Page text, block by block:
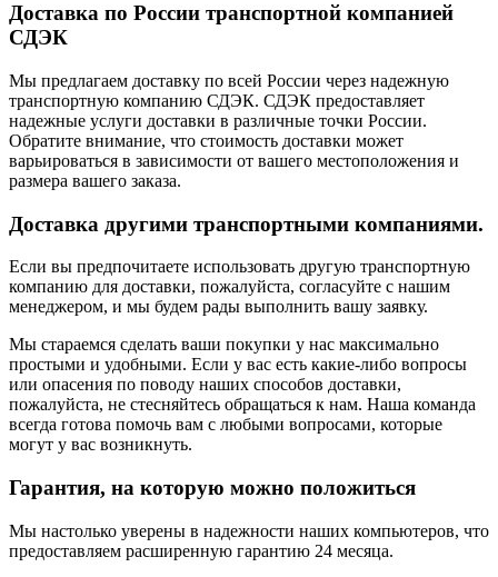
Доставка по России транспортной компанией
СДЭК
Мы предлагаем доставку по всей России через надежную
транспортную компанию СДЭК. СДЭК предоставляет
надежные услуги доставки в различные точки России.
Обратите внимание, что стоимость доставки может
варьироваться в зависимости от вашего местоположения и
размера вашего заказа.
Доставка другими транспортными компаниями.
Если вы предпочитаете использовать другую транспортную
компанию для доставки, пожалуйста, согласуйте с нашим
менеджером, и мы будем рады выполнить вашу заявку.
Мы стараемся сделать ваши покупки у нас максимально
простыми и удобными. Если у вас есть какие-либо вопросы
или опасения по поводу наших способов доставки,
пожалуйста, не стесняйтесь обращаться к нам. Наша команда
всегда готова помочь вам с любыми вопросами, которые
могут у вас возникнуть.
Гарантия, на которую можно положиться
Мы настолько уверены в надежности наших компьютеров, что
предоставляем расширенную гарантию 24 месяца.